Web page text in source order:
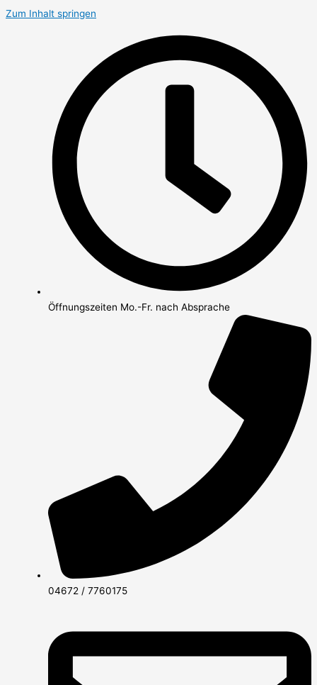
Zum Inhalt springen
Öffnungszeiten Mo.-Fr. nach Absprache
04672 / 7760175